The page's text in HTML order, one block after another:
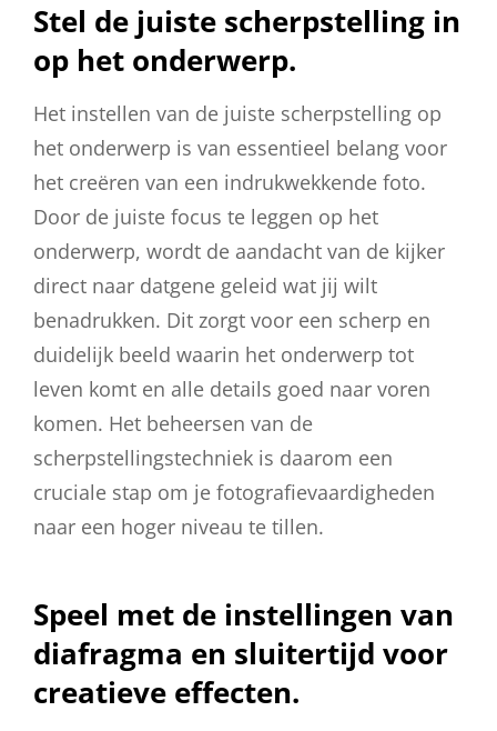
Stel de juiste scherpstelling in
op het onderwerp.
Het instellen van de juiste scherpstelling op
het onderwerp is van essentieel belang voor
het creëren van een indrukwekkende foto.
Door de juiste focus te leggen op het
onderwerp, wordt de aandacht van de kijker
direct naar datgene geleid wat jij wilt
benadrukken. Dit zorgt voor een scherp en
duidelijk beeld waarin het onderwerp tot
leven komt en alle details goed naar voren
komen. Het beheersen van de
scherpstellingstechniek is daarom een
cruciale stap om je fotografievaardigheden
naar een hoger niveau te tillen.
Speel met de instellingen van
diafragma en sluitertijd voor
creatieve effecten.